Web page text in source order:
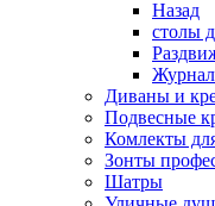
Назад
столы
Диваны и
Подвесные
Комлекты
Зонты
Шатры